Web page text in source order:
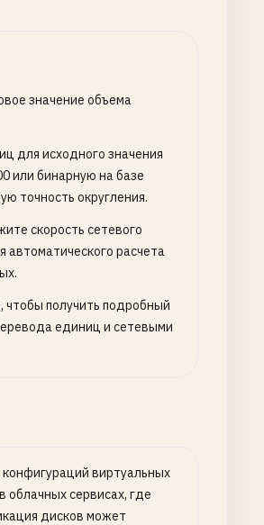
значение объема
для исходного значения
или бинарную на базе
точность округления.
скорость сетевого
расчета
чтобы получить подробный
единиц и сетевыми
виртуальных
облачных сервисах, где
дисков может